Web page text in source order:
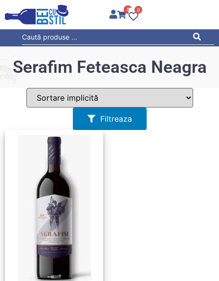
0 0
Serafim Feteasca Neagra
Filtreaza